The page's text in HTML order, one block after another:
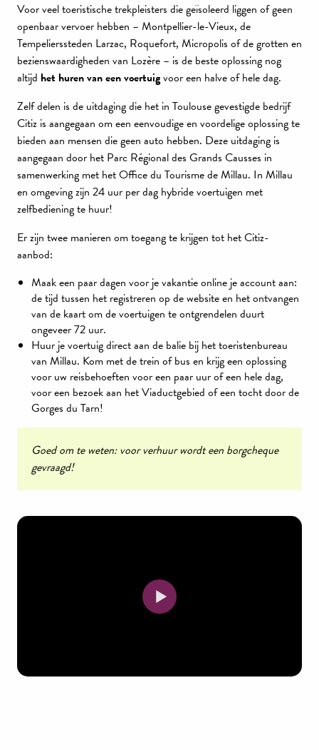
Voor veel toeristische trekpleisters die geïsoleerd liggen of geen
openbaar vervoer hebben – Montpellier-le-Vieux, de
Tempelierssteden Larzac, Roquefort, Micropolis of de grotten en
bezienswaardigheden van Lozère – is de beste oplossing nog
altijd het huren van een voertuigvoor een halve of hele dag.
Zelf delen is de uitdaging die het in Toulouse gevestigde bedrijf
Citiz is aangegaan om een eenvoudige en voordelige oplossing te
bieden aan mensen die geen auto hebben. Deze uitdaging is
aangegaan door het Parc Régional des Grands Causses in
samenwerking met het Office du Tourisme de Millau. In Millau
en omgeving zijn 24 uur per dag hybride voertuigen met
zelfbediening te huur!
Er zijn twee manieren om toegang te krijgen tot het Citiz-
aanbod:
Maak een paar dagen voor je vakantie online je account aan:
de tijd tussen het registreren op de website en het ontvangen
van de kaart om de voertuigen te ontgrendelen duurt
ongeveer 72 uur.
Huur je voertuig direct aan de balie bij het toeristenbureau
van Millau. Kom met de trein of bus en krijg een oplossing
voor uw reisbehoeften voor een paar uur of een hele dag,
voor een bezoek aan het Viaductgebied of een tocht door de
Gorges du Tarn!
Goed om te weten: voor verhuur wordt een borgcheque
gevraagd!